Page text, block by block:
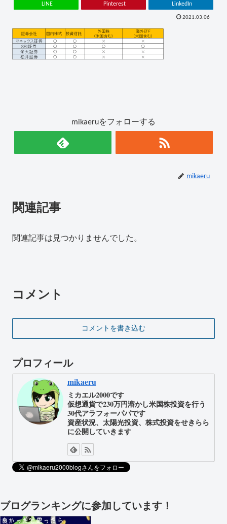
LINE Pinterest LinkedIn
2021.03.06
mikaeruをフォローする
mikaeru
関連記事
関連記事は見つかりませんでした。
コメント
コメントを書き込む
プロフィール
mikaeru
ミカエル2000です
仮想通貨で230万円溶かし米国株投資を行う
30代アラフォーパパです
資産状況、太陽光投資、株式投資をせきらら
に公開していきます
ブログランキングに参加しています！